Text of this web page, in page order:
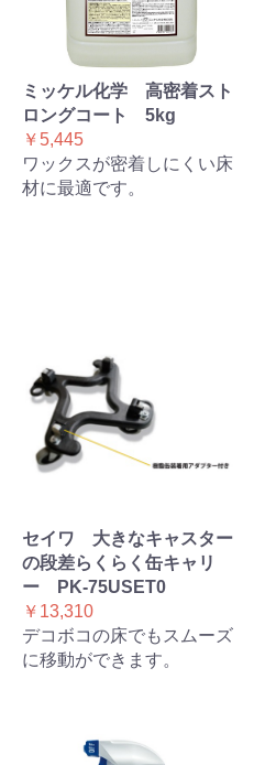
ミッケル化学 高密着スト
ロングコート 5kg
￥5,445
ワックスが密着しにくい床
材に最適です。
セイワ 大きなキャスター
の段差らくらく缶キャリ
ー PK-75USET0
￥13,310
デコボコの床でもスムーズ
に移動ができます。